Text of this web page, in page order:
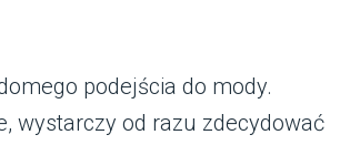
podejścia do mody.
wystarczy od razu zdecydować